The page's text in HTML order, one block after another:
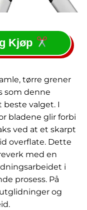
Kjøp
tørre grener
som denne
beste valget. I
bladene glir forbi
ved at et skarpt
overflate. Dette
med en
i
prosess. På
og